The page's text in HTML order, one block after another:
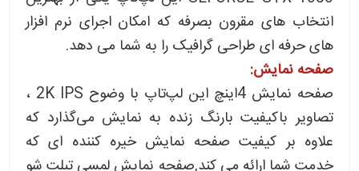
انتخاب های مقرون بصرفه که امکان اجرای نرم افزار
های حرفه ای طراحی گرافیک را به شما می دهد.
صفحه نمایش:
صفحه نمایش 4اینچ این لپ‌تاپ با وضوح 2K IPS ،
تصاویر باکیفیت بارنگ زنده به نمایش می‌گذارد که
علاوه بر کیفیت صفحه نمایش خیره کننده ای که
خدمت شما ارائه می کند,صفحه نمایش لمسی تبلت شو